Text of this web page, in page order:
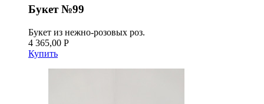
Букет №99
Букет из нежно-розовых роз.
4 365,00 Р
Купить